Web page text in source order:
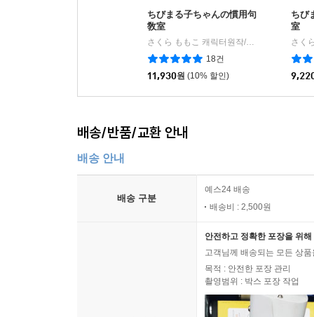
ちびまる子ちゃんの慣用句
敎室
さくら ももこ 캐릭터원작/川嶋 優 저
集英
18건
11,930원 (10% 할인)
ちび
室
배송/반품/교환 안내
배송 안내
배송 구분
예스24 배송
배송비 : 2,500원
안전하고 정확한 포장을 위
고객님께 배송되는 모든 상
목적 : 안전한 포장 관리
촬영범위 : 박스 포장 작업